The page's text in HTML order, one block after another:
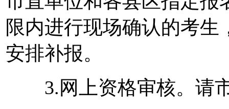
限内进行现场确认的考
安排补报。
3.网上资格审核。请